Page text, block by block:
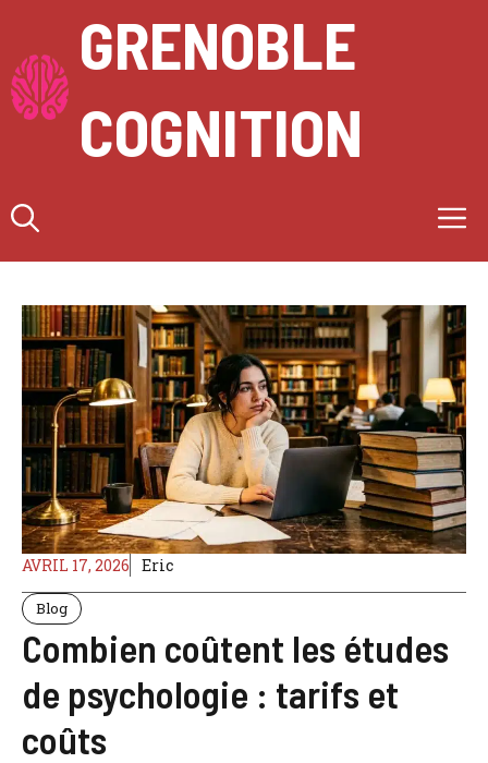
contenu
GRENOBLE
COGNITION
AVRIL 17, 2026 Eric
Blog
Combien coûtent les études
de psychologie : tarifs et
coûts